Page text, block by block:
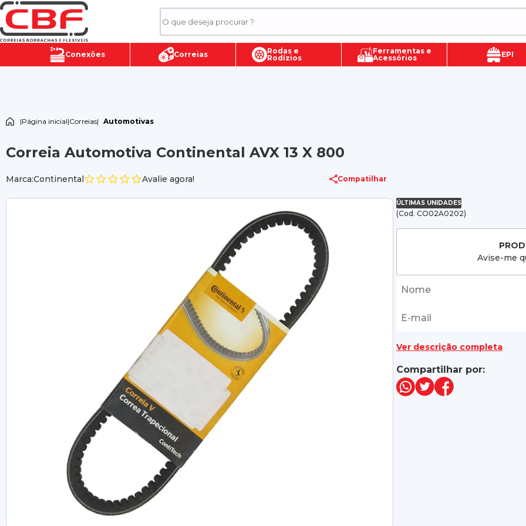
Conexões Correias
Rodas e
Rodízios
Ferramentas e
Acessórios
EPI
|Página inicial|Correias| Automotivas
Correia Automotiva Continental AVX 13 X 800
Marca:Continental Avalie agora! Compatilhar
ÚLTIMAS UNIDADES
(Cod. CO02A0202)
Avise-me
Ver descrição completa
Compartilhar por: